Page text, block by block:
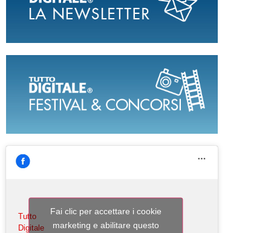
Tutto
Digitale
Fai clic per accettare i cookie
marketing e abilitare questo